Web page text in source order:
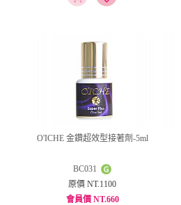
O'ICHE 金鑽超效型接著劑-5ml
BC031
原價 NT.1100
會員價 NT.660